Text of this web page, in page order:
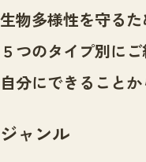
センター紹
サイトポリ
ニュース
ニュース
市の取組み
いきものガ
注目のいきも
生物多様性を守るた
５つのタイプ別にご
自分にできること
ジャンル